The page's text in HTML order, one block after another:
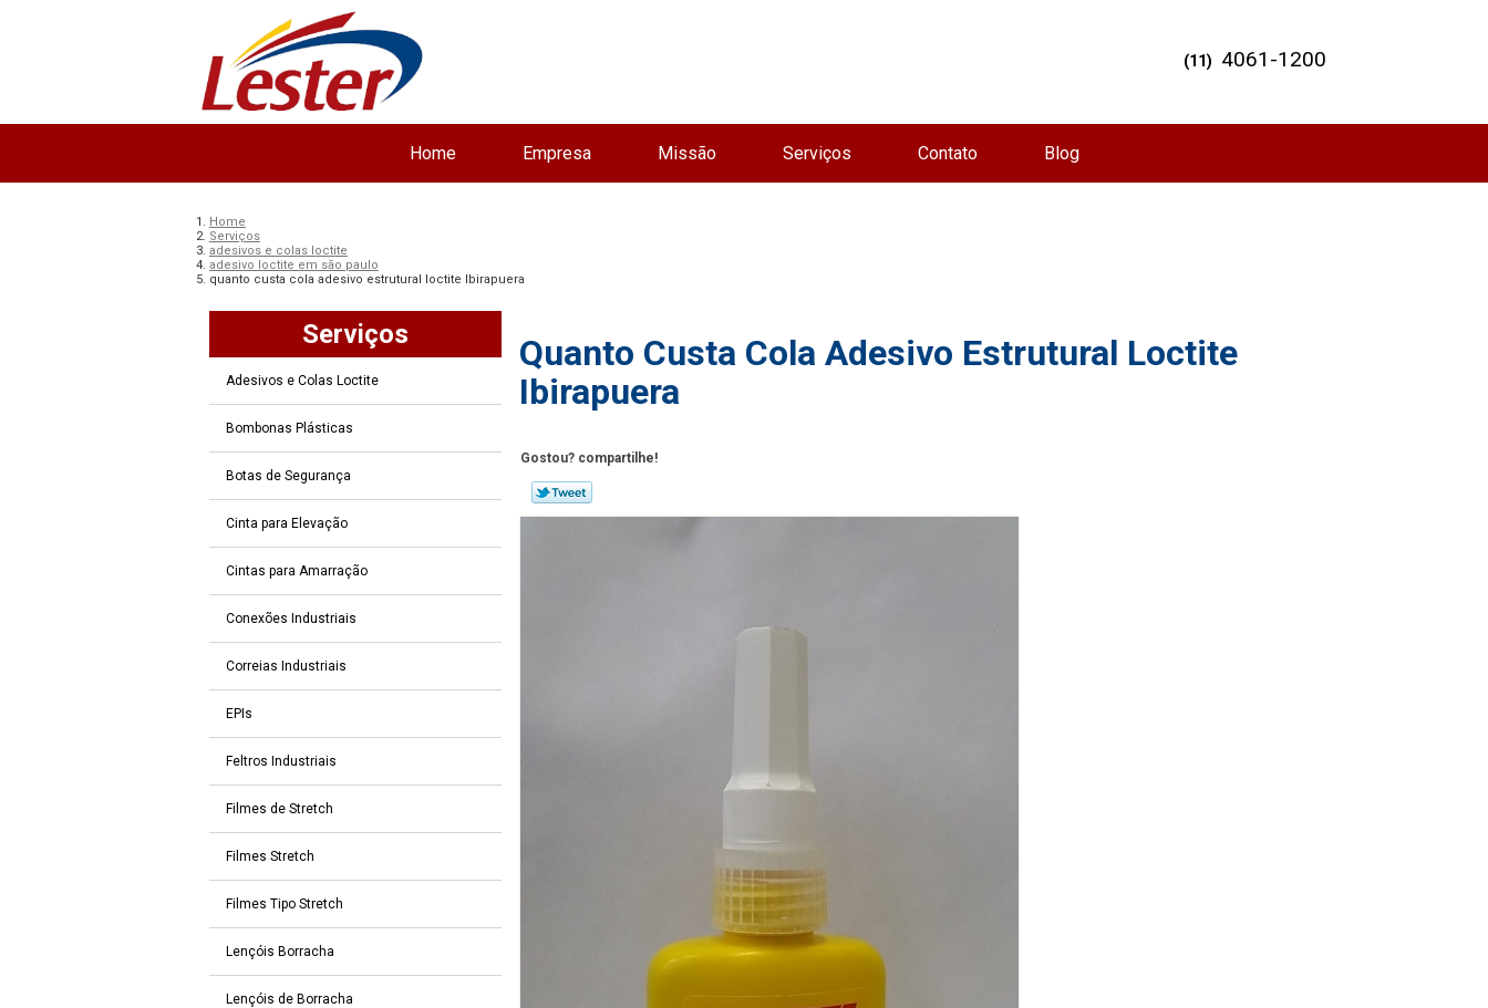
Home Empresa Missão Serviços Contato Blog
(11) 4061-1200
Home
Serviços
adesivos e colas loctite
adesivo loctite em são paulo
quanto custa cola adesivo estrutural loctite Ibirapuera
Serviços
Adesivos e Colas Loctite
Bombonas Plásticas
Botas de Segurança
Cinta para Elevação
Cintas para Amarração
Conexões Industriais
Correias Industriais
EPIs
Feltros Industriais
Filmes de Stretch
Filmes Stretch
Filmes Tipo Stretch
Lençóis Borracha
Lençóis de Borracha
Quanto Custa Cola Adesivo Estrutural Loctite
Ibirapuera
Gostou? compartilhe!